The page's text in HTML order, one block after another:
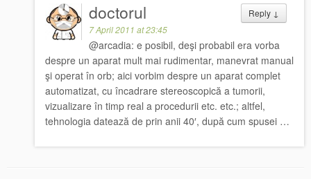
Reply ↓
doctorul
7 April 2011 at 23:45
@arcadia: e posibil, deşi probabil era vorba
despre un aparat mult mai rudimentar, manevrat manual
şi operat în orb; aici vorbim despre un aparat complet
automatizat, cu încadrare stereoscopică a tumorii,
vizualizare în timp real a procedurii etc. etc.; altfel,
tehnologia datează de prin anii 40′, după cum spusei …